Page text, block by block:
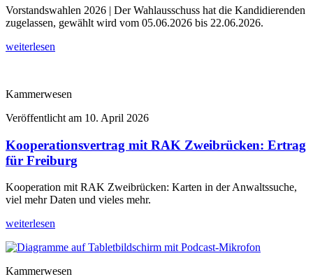
Vorstandswahlen 2026 | Der Wahlausschuss hat die Kandidierenden
zugelassen, gewählt wird vom 05.06.2026 bis 22.06.2026.
weiterlesen
Kammerwesen
Veröffentlicht am 10. April 2026
Kooperationsvertrag mit RAK Zweibrücken: Ertrag
für Freiburg
Kooperation mit RAK Zweibrücken: Karten in der Anwaltssuche,
viel mehr Daten und vieles mehr.
weiterlesen
Kammerwesen